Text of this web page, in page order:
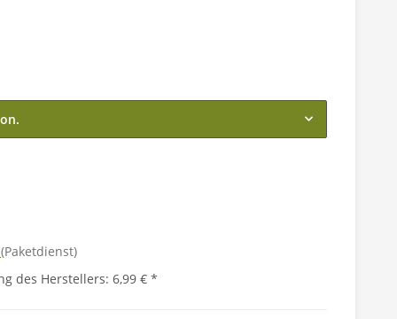
(Paketdienst)
des Herstellers: 6,99 € *